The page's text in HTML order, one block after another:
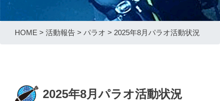
HOME > 活動報告 > パラオ > 2025年8月パラオ活動状況
2025年8月パラオ活動状況